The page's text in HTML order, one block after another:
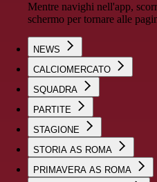
Mentre navighi nell'app,
schermo per tornare alle
NEWS
CALCIOMERCATO
SQUADRA
PARTITE
STAGIONE
STORIA AS ROMA
PRIMAVERA AS ROMA